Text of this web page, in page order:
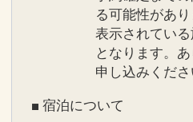
※旅行代金に含まれ
駐車場情報
※車高制限、台数制限
る可能性があ
表示されてい
となります。
申し込みくださ
■ 宿泊について